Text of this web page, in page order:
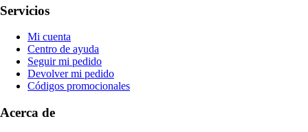
Servicios
Mi cuenta
Centro de ayuda
Seguir mi pedido
Devolver mi pedido
Códigos promocionales
Acerca de